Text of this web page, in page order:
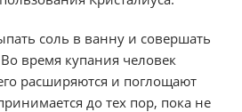
соль в ванну и совершать
время купания человек
расширяются и поглощают
до тех пор, пока не